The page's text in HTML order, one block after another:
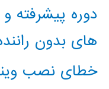
دوره پیشرفته
های بدون
خطای نصب